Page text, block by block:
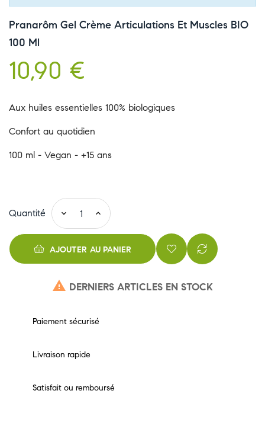
Pranarôm Gel Crème Articulations Et Muscles BIO
100 Ml
10,90 €
Aux huiles essentielles 100% biologiques
Confort au quotidien
100 ml - Vegan - +15 ans
Quantité
AJOUTER AU PANIER
 DERNIERS ARTICLES EN STOCK
Paiement sécurisé
Livraison rapide
Satisfait ou remboursé